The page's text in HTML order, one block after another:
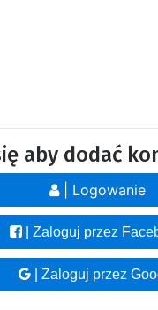
aby dodać
| Logowanie
| Zaloguj przez
| Zaloguj przez